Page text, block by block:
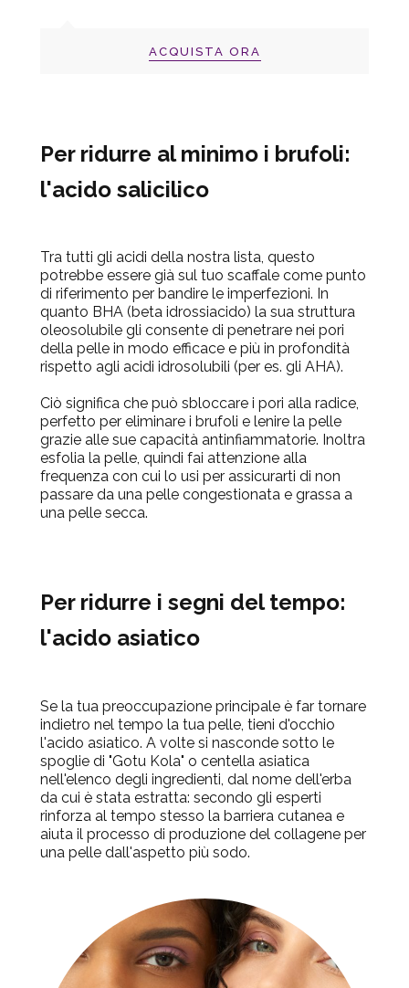
ACQUISTA ORA
Per ridurre al minimo i brufoli:
l'acido salicilico
Tra tutti gli acidi della nostra lista, questo
potrebbe essere già sul tuo scaffale come punto
di riferimento per bandire le imperfezioni. In
quanto BHA (beta idrossiacido) la sua struttura
oleosolubile gli consente di penetrare nei pori
della pelle in modo efficace e più in profondità
rispetto agli acidi idrosolubili (per es. gli AHA).
Ciò significa che può sbloccare i pori alla radice,
perfetto per eliminare i brufoli e lenire la pelle
grazie alle sue capacità antinfiammatorie. Inoltra
esfolia la pelle, quindi fai attenzione alla
frequenza con cui lo usi per assicurarti di non
passare da una pelle congestionata e grassa a
una pelle secca.
Per ridurre i segni del tempo:
l'acido asiatico
Se la tua preoccupazione principale è far tornare
indietro nel tempo la tua pelle, tieni d'occhio
l'acido asiatico. A volte si nasconde sotto le
spoglie di "Gotu Kola" o centella asiatica
nell'elenco degli ingredienti, dal nome dell'erba
da cui è stata estratta: secondo gli esperti
rinforza al tempo stesso la barriera cutanea e
aiuta il processo di produzione del collagene per
una pelle dall'aspetto più sodo.